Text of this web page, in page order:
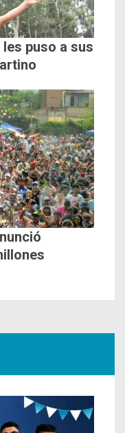
puso a sus